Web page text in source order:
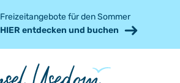
Freizeitangebote für den Sommer
HIER entdecken und buchen